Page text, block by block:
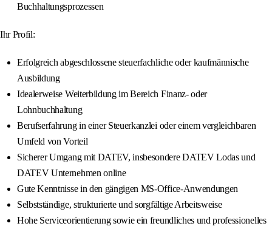
Buchhaltungsprozessen
Ihr Profil:
Erfolgreich abgeschlossene steuerfachliche oder kaufmännische
Ausbildung
Idealerweise Weiterbildung im Bereich Finanz- oder
Lohnbuchhaltung
Berufserfahrung in einer Steuerkanzlei oder einem vergleichbaren
Umfeld von Vorteil
Sicherer Umgang mit DATEV, insbesondere DATEV Lodas und
DATEV Unternehmen online
Gute Kenntnisse in den gängigen MS-Office-Anwendungen
Selbstständige, strukturierte und sorgfältige Arbeitsweise
Hohe Serviceorientierung sowie ein freundliches und professionelles